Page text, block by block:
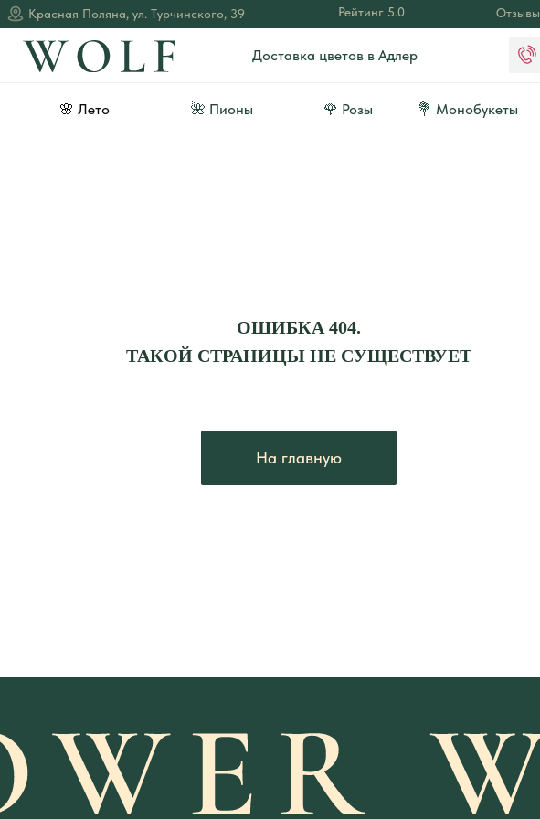
Красная Поляна, ул. Турчинского, 39 Отзывы
Рейтинг 5.0
🌺 Пионы 💐 Монобукеты
Доставка цветов в Адлер
🌸 Лето 🌹 Розы
ОШИБКА 404.
ТАКОЙ СТРАНИЦЫ НЕ СУЩЕСТВУЕТ
На главную